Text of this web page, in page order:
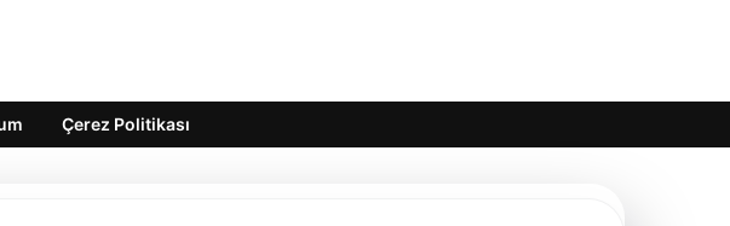
Çerez Politikası